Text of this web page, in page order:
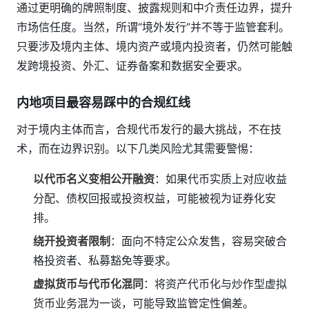
通过更明确的牌照制度、披露规则和中介责任边界，提升
市场信任度。当然，所谓“境外发行”并不等于监管套利。
只要涉及境内主体、境内资产或境内投资者，仍然可能触
发跨境投资、外汇、证券备案和数据安全要求。
内地项目最容易踩中的合规红线
对于境内主体而言，合规代币发行的最大挑战，不在技
术，而在边界识别。以下几类风险尤其需要警惕：
以代币名义变相公开融资：如果代币实质上对应收益
分配、债权回报或投资权益，可能被视为证券化安
排。
绕开投资者限制 ：面向不特定公众发售，容易突破合
格投资者、私募豁免等要求。
虚拟货币与代币化混同 ：将资产代币化与炒作型虚拟
货币业务混为一谈，可能导致监管定性偏差。